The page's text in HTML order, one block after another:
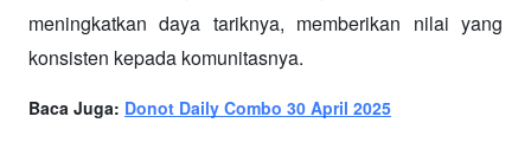
meningkatkan daya tariknya, memberikan nilai yang
konsisten kepada komunitasnya.
Baca Juga: Donot Daily Combo 30 April 2025